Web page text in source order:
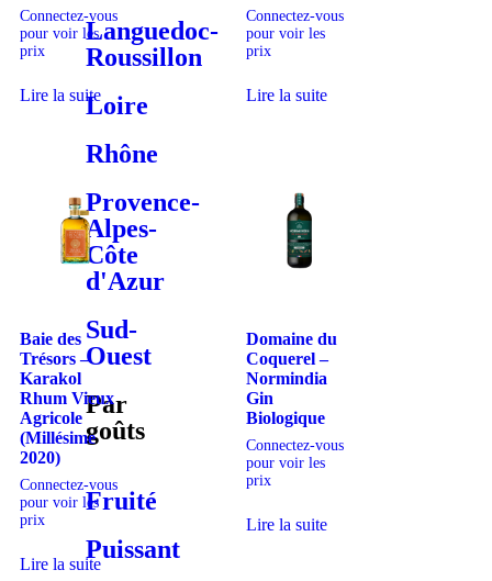
Languedoc-
Roussillon
Loire
Rhône
Provence-
Alpes-
Côte
d'Azur
Sud-
Ouest
Par
goûts
Fruité
Puissant
Connectez-vous
pour voir les
prix
Lire la suite
Connectez-vous
pour voir les
prix
Lire la suite
Baie des
Trésors –
Karakol
Rhum Vieux
Agricole
(Millésime
2020)
Connectez-vous
pour voir les
prix
Lire la suite
Domaine du
Coquerel –
Normindia
Gin
Biologique
Connectez-vous
pour voir les
prix
Lire la suite